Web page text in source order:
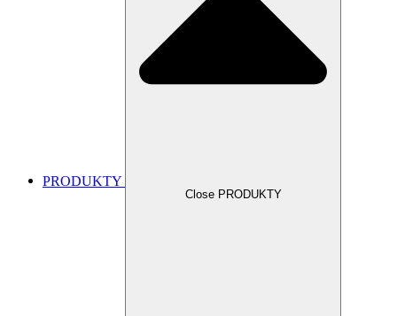
PRODUKTY
Close PRODUKTY